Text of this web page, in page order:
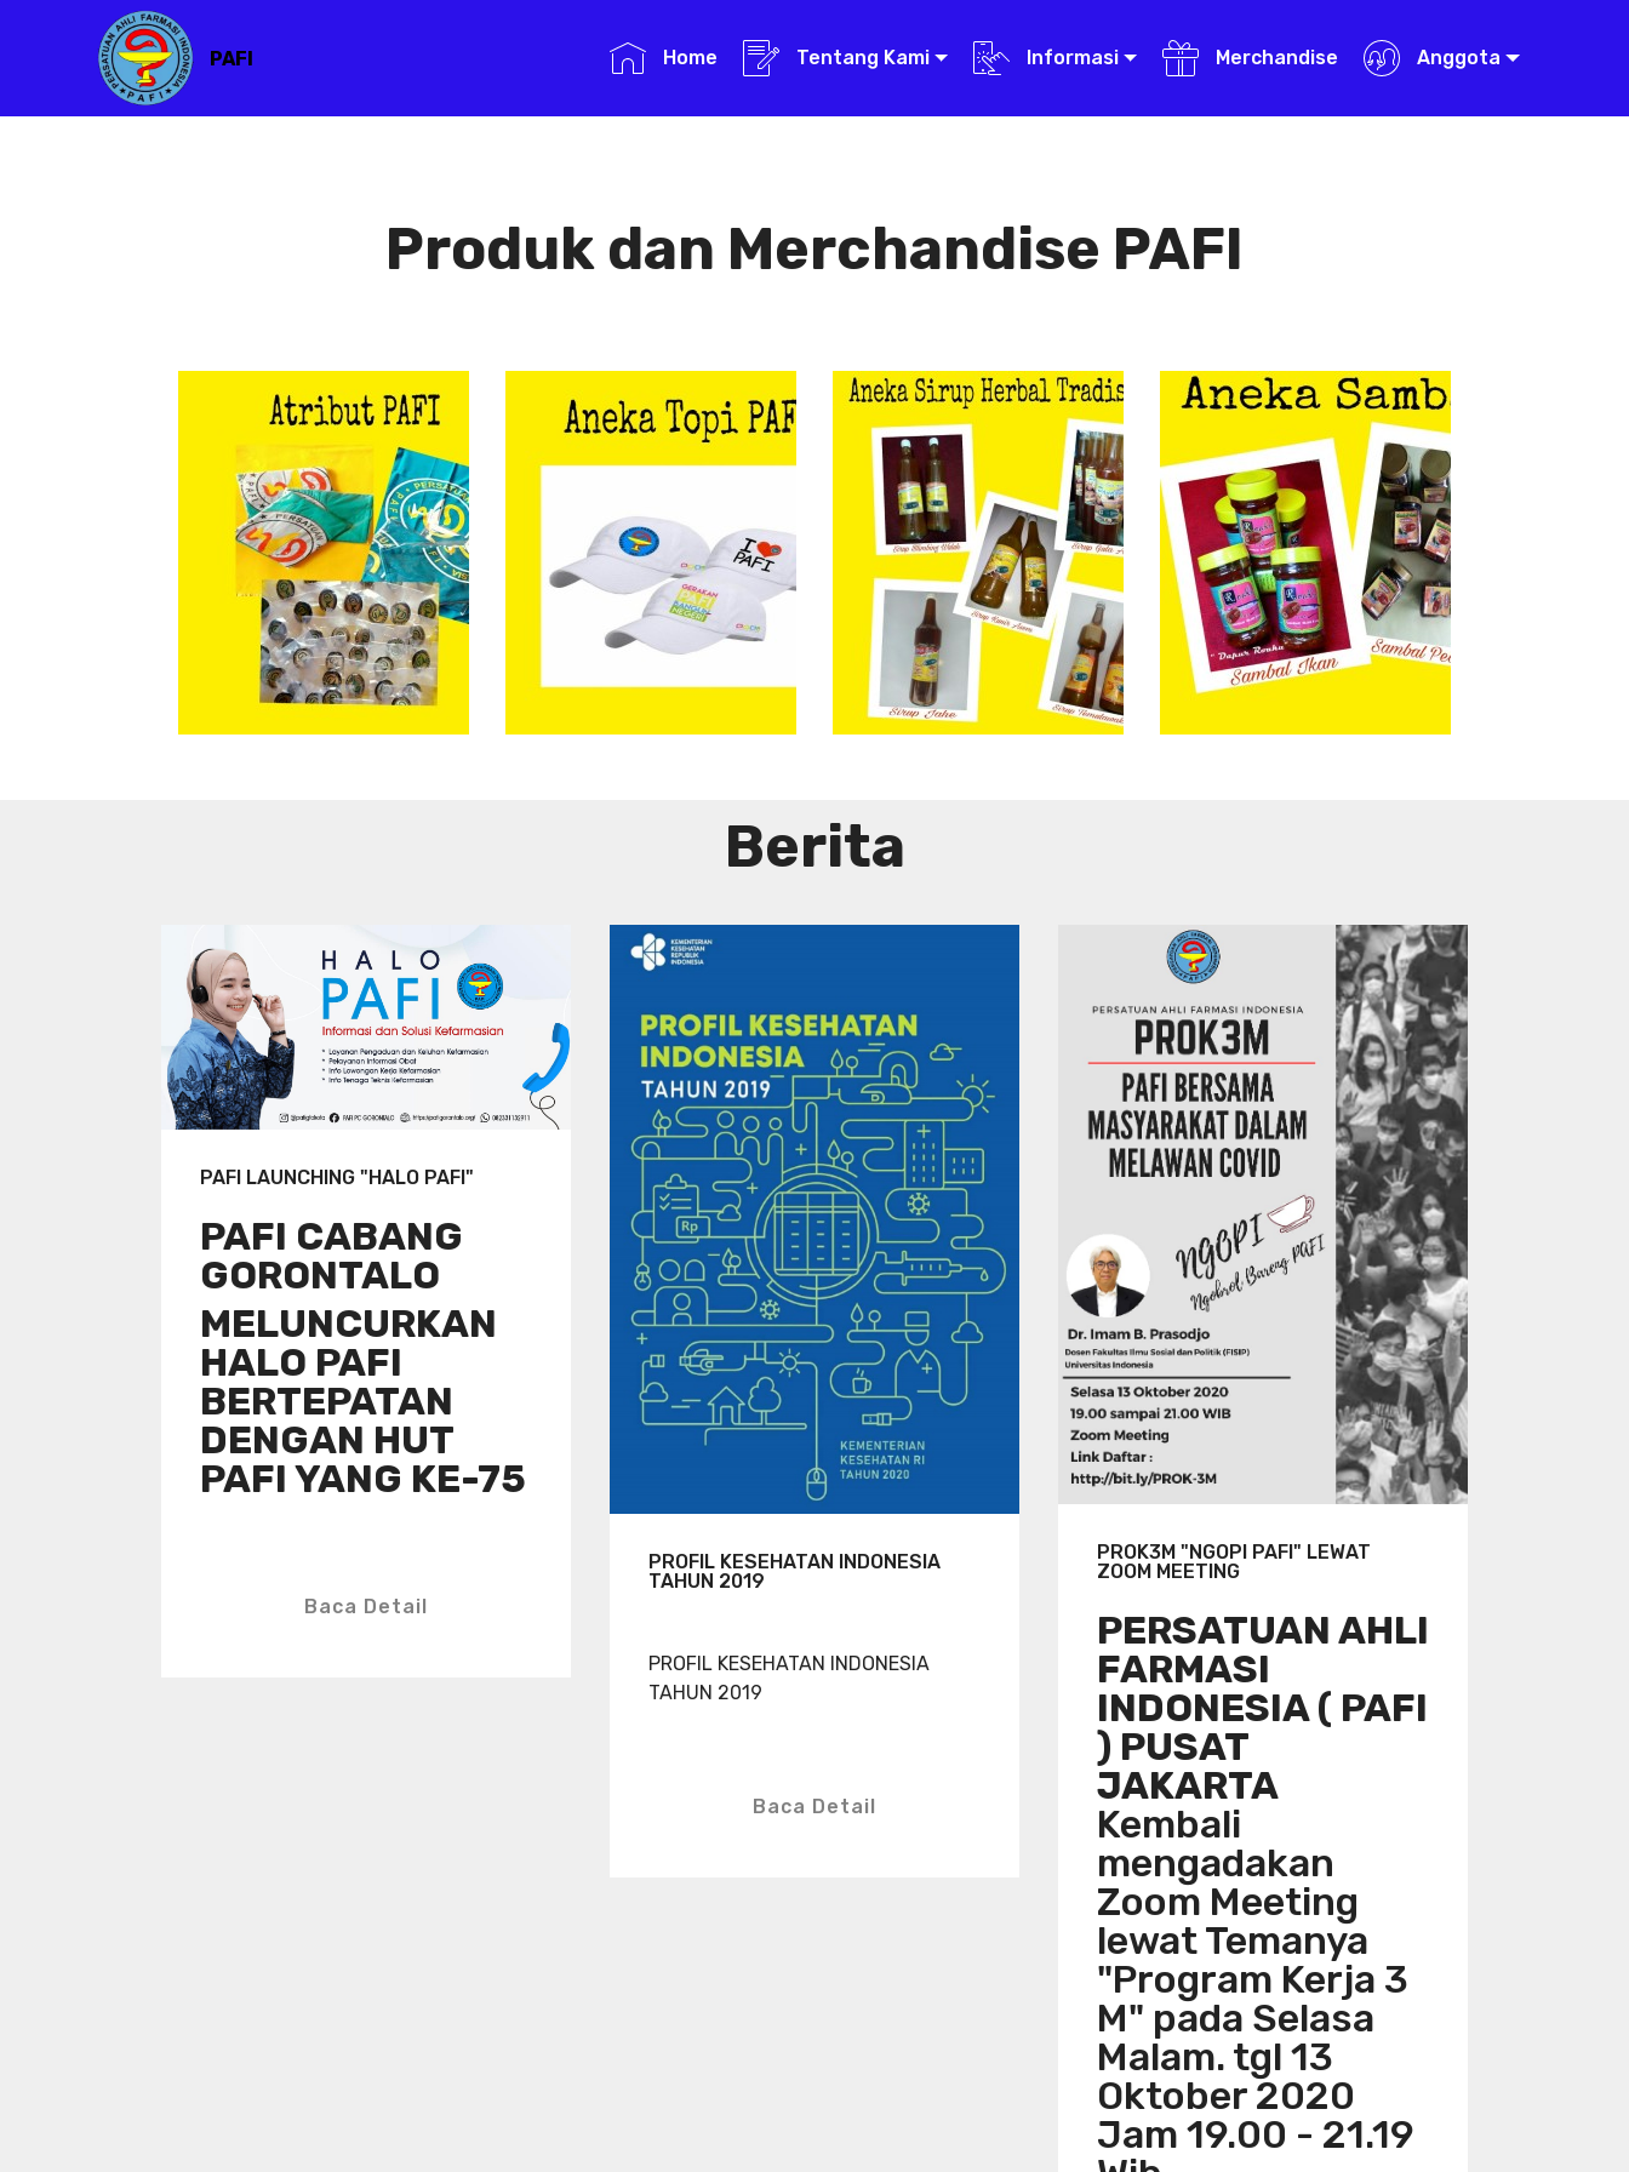
PAFI Home Tentang Kami Informasi Merchandise Anggota
Produk dan Merchandise PAFI
Atribut PAFI
Atribut
PAFI
Aneka Topi PAFI
PAFI
Aneka Sirup
Herbal
Tradisional
Aneka
Sirup
Herbal
Tradisional
Aneka Sambal
Aneka
Sambal
Berita
PAFI LAUNCHING "HALO PAFI"
PAFI CABANG
GORONTALO
MELUNCURKAN
HALO PAFI
BERTEPATAN
DENGAN HUT
PAFI YANG KE-75
Baca Detail
PROFIL KESEHATAN INDONESIA
TAHUN 2019
PROFIL KESEHATAN INDONESIA
TAHUN 2019
Baca Detail
PROK3M "NGOPI PAFI" LEWAT
ZOOM MEETING
PERSATUAN AHLI
FARMASI
INDONESIA ( PAFI
) PUSAT
JAKARTA
Kembali
mengadakan
Zoom Meeting
lewat Temanya
"Program Kerja 3
M" pada Selasa
Malam. tgl 13
Oktober 2020
Jam 19.00 - 21.19